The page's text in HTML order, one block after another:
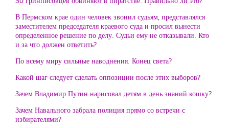
В Пермском крае один человек звонил судьям, представлялся
заместителем председателя краевого суда и просил вынести
определенное решение по делу. Судьи ему не отказывали. Кто
и за что должен ответить?
По всему миру сильные наводнения. Конец света?
Какой шаг следует сделать оппозиции после этих выборов?
Зачем Владимир Путин нарисовал детям в день знаний кошку?
Зачем Навального забрала полиция прямо со встречи с
избирателями?